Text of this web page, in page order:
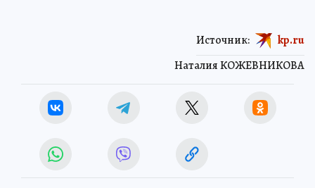
Наталия КОЖЕВНИКОВА
Источник: kp.ru